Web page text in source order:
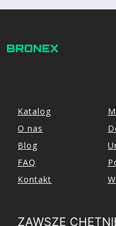
Katalog
O nas
Blog
FAQ
Kontakt
ZAWSZE